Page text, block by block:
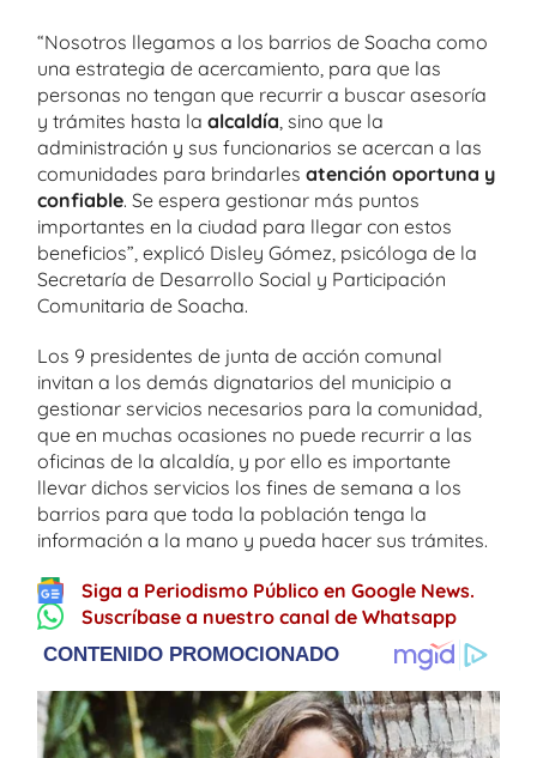
“Nosotros llegamos a los barrios de Soacha como
una estrategia de acercamiento, para que las
personas no tengan que recurrir a buscar asesoría
y trámites hasta la alcaldía , sino que la
administración y sus funcionarios se acercan a las
comunidades para brindarles atención oportuna y
confiable. Se espera gestionar más puntos
importantes en la ciudad para llegar con estos
beneficios”, explicó Disley Gómez, psicóloga de la
Secretaría de Desarrollo Social y Participación
Comunitaria de Soacha.
Los 9 presidentes de junta de acción comunal
invitan a los demás dignatarios del municipio a
gestionar servicios necesarios para la comunidad,
que en muchas ocasiones no puede recurrir a las
oficinas de la alcaldía, y por ello es importante
llevar dichos servicios los fines de semana a los
barrios para que toda la población tenga la
información a la mano y pueda hacer sus trámites.
Siga a Periodismo Público en Google News.
Suscríbase a nuestro canal de Whatsapp